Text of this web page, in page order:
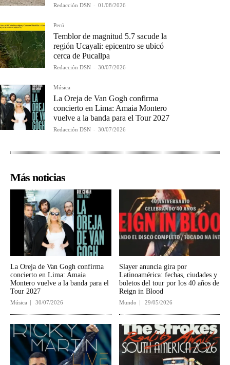
Redacción DSN - 01/08/2026
Perú
Temblor de magnitud 5.7 sacude la
región Ucayali: epicentro se ubicó
cerca de Pucallpa
Redacción DSN - 30/07/2026
Música
La Oreja de Van Gogh confirma
concierto en Lima: Amaia Montero
vuelve a la banda para el Tour 2027
Redacción DSN - 30/07/2026
Más noticias
La Oreja de Van Gogh confirma
concierto en Lima: Amaia
Montero vuelve a la banda para el
Tour 2027
Música 30/07/2026
Slayer anuncia gira por
Latinoamérica: fechas, ciudades y
boletos del tour por los 40 años de
Reign in Blood
Mundo 29/05/2026